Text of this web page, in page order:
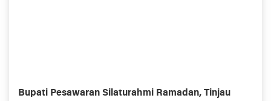
Bupati Pesawaran Silaturahmi Ramadan, Tinjau